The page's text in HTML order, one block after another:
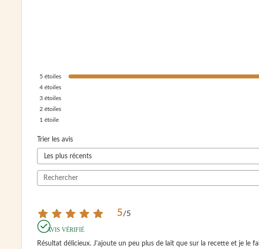
5 étoiles
4 étoiles
3 étoiles
2 étoiles
1 étoile
Trier les avis
5/5
AVIS VÉRIFIÉ
Résultat délicieux. J'ajoute un peu plus de lait que sur la recette et je